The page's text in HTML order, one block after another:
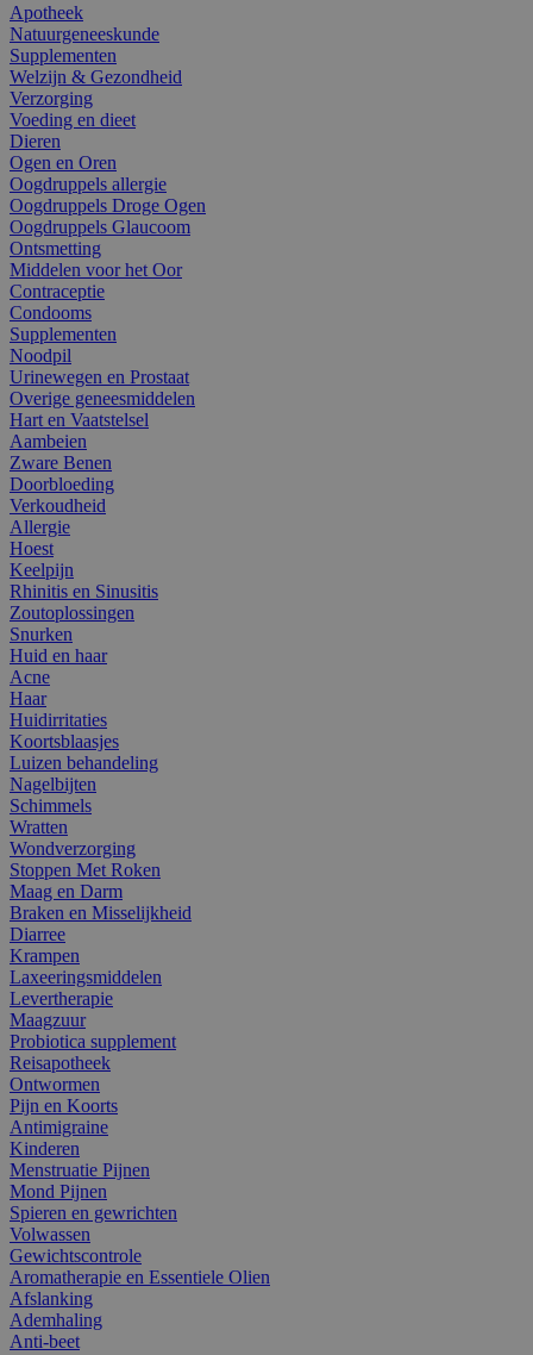
Apotheek
Natuurgeneeskunde
Supplementen
Welzijn & Gezondheid
Verzorging
Voeding en dieet
Dieren
Ogen en Oren
Oogdruppels allergie
Oogdruppels Droge Ogen
Oogdruppels Glaucoom
Ontsmetting
Middelen voor het Oor
Contraceptie
Condooms
Supplementen
Noodpil
Urinewegen en Prostaat
Overige geneesmiddelen
Hart en Vaatstelsel
Aambeien
Zware Benen
Doorbloeding
Verkoudheid
Allergie
Hoest
Keelpijn
Rhinitis en Sinusitis
Zoutoplossingen
Snurken
Huid en haar
Acne
Haar
Huidirritaties
Koortsblaasjes
Luizen behandeling
Nagelbijten
Schimmels
Wratten
Wondverzorging
Stoppen Met Roken
Maag en Darm
Braken en Misselijkheid
Diarree
Krampen
Laxeeringsmiddelen
Levertherapie
Maagzuur
Probiotica supplement
Reisapotheek
Ontwormen
Pijn en Koorts
Antimigraine
Kinderen
Menstruatie Pijnen
Mond Pijnen
Spieren en gewrichten
Volwassen
Gewichtscontrole
Aromatherapie en Essentiele Olien
Afslanking
Ademhaling
Anti-beet